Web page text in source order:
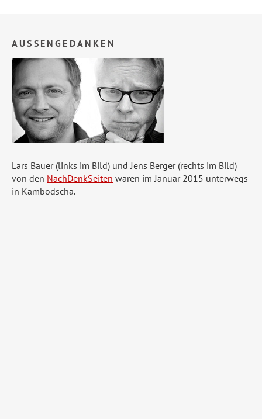
AUSSENGEDANKEN
Lars Bauer (links im Bild) und Jens Berger (rechts im Bild)
von den NachDenkSeiten waren im Januar 2015 unterwegs
in Kambodscha.